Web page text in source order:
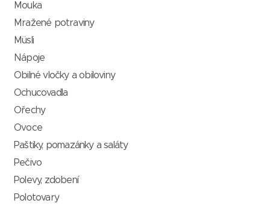
Mouka
Mražené potraviny
Müsli
Nápoje
Obilné vločky a obiloviny
Ochucovadla
Ořechy
Ovoce
Paštiky, pomazánky a saláty
Pečivo
Polevy, zdobení
Polotovary